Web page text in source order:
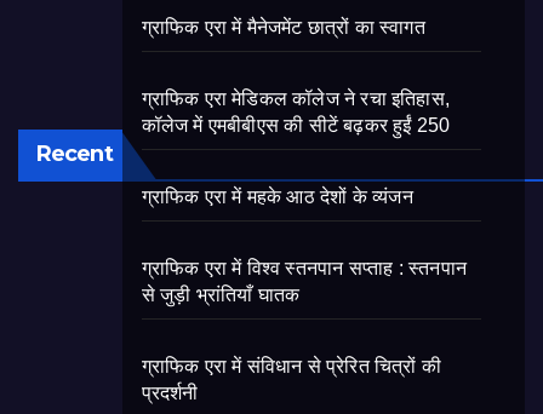
Recent
ग्राफिक एरा में मैनेजमेंट छात्रों का स्वागत
ग्राफिक एरा मेडिकल कॉलेज ने रचा इतिहास,
कॉलेज में एमबीबीएस की सीटें बढ़कर हुईं 250
ग्राफिक एरा में महके आठ देशों के व्यंजन
ग्राफिक एरा में विश्व स्तनपान सप्ताह : स्तनपान
से जुड़ी भ्रांतियाँ घातक
ग्राफिक एरा में संविधान से प्रेरित चित्रों की
प्रदर्शनी